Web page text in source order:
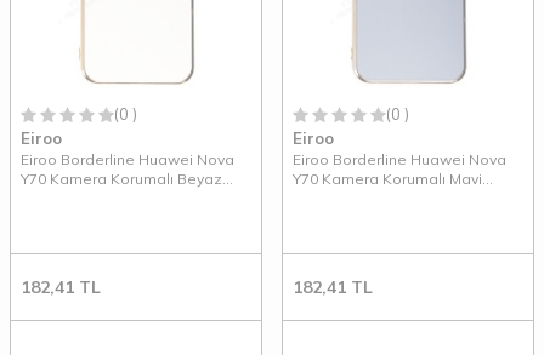
(0 )
Eiroo
Eiroo Borderline Huawei Nova
Y70 Kamera Korumalı Beyaz
182,41 TL
(0 )
Eiroo
Eiroo Borderline Huawei Nova
Y70 Kamera Korumalı Mavi
182,41 TL